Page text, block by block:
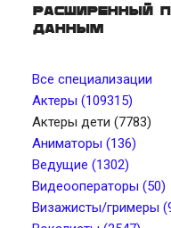
Расширенный
данным
Рост, см от
Все специализации
Актеры (109315)
Актеры дети (7783)
Аниматоры (136)
Ведущие (1302)
Видеооператоры (50)
Визажисты/гримеры